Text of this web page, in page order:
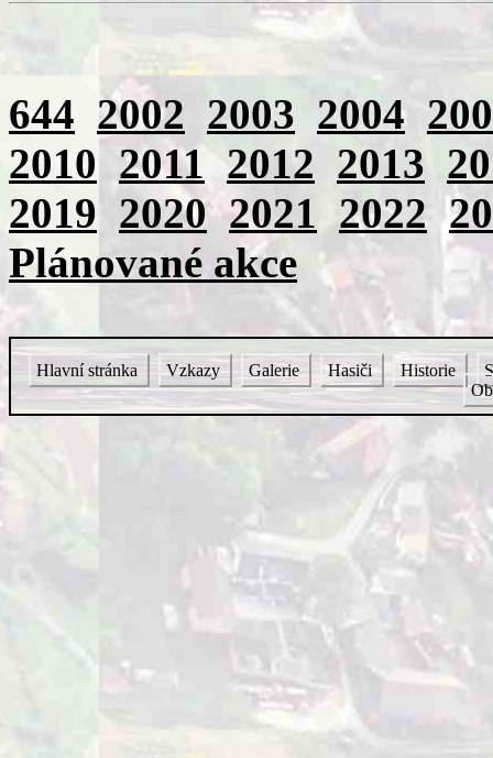
644 2002 2003 2004
2010 2011 2012 2013
2019 2020 2021 2022
Plánované akce
Hlavní stránka Vzkazy Galerie Hasiči Historie